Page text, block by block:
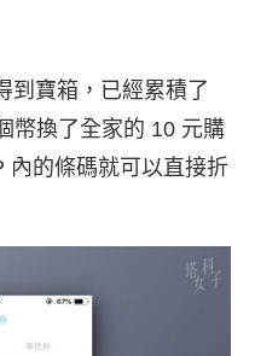
到寶箱，已經累積了
幣換了全家的 10 元購
內的條碼就可以直接折